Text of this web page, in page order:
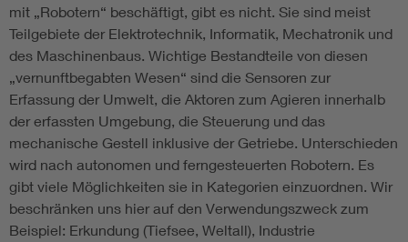
mit „Robotern“ beschäftigt, gibt es nicht. Sie sind meist
Teilgebiete der Elektrotechnik, Informatik, Mechatronik und
des Maschinenbaus. Wichtige Bestandteile von diesen
„vernunftbegabten Wesen“ sind die Sensoren zur
Erfassung der Umwelt, die Aktoren zum Agieren innerhalb
der erfassten Umgebung, die Steuerung und das
mechanische Gestell inklusive der Getriebe. Unterschieden
wird nach autonomen und ferngesteuerten Robotern. Es
gibt viele Möglichkeiten sie in Kategorien einzuordnen. Wir
beschränken uns hier auf den Verwendungszweck zum
Beispiel: Erkundung (Tiefsee, Weltall), Industrie